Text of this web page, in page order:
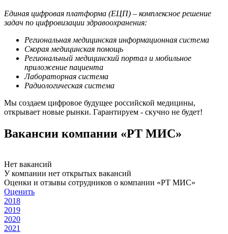
Единая цифровая платформа (ЕЦП) – комплексное решение
задач по цифровизации здравоохранения:
Региональная медицинская информационная система
Скорая медицинская помощь
Региональный медицинский портал и мобильное
приложение пациента
Лабораторная система
Радиологическая система
Мы создаем цифровое будущее российской медицины,
открывает новые рынки. Гарантируем - скучно не будет!
Вакансии компании «РТ МИС»
Нет вакансий
У компании нет открытых вакансий
Оценки и отзывы сотрудников о компании «РТ МИС»
Оценить
2018
2019
2020
2021